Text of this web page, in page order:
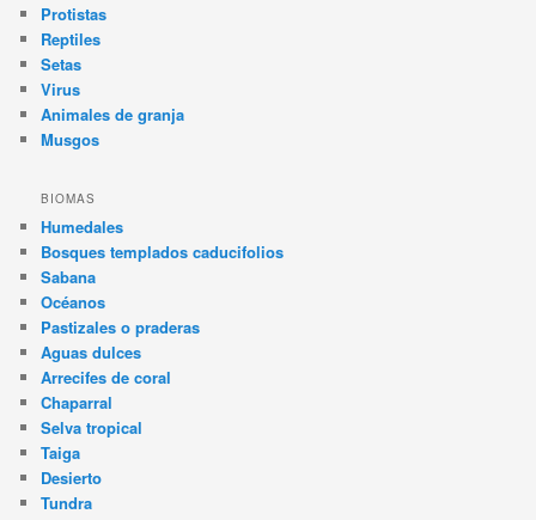
Protistas
Reptiles
Setas
Virus
Animales de granja
Musgos
BIOMAS
Humedales
Bosques templados caducifolios
Sabana
Océanos
Pastizales o praderas
Aguas dulces
Arrecifes de coral
Chaparral
Selva tropical
Taiga
Desierto
Tundra